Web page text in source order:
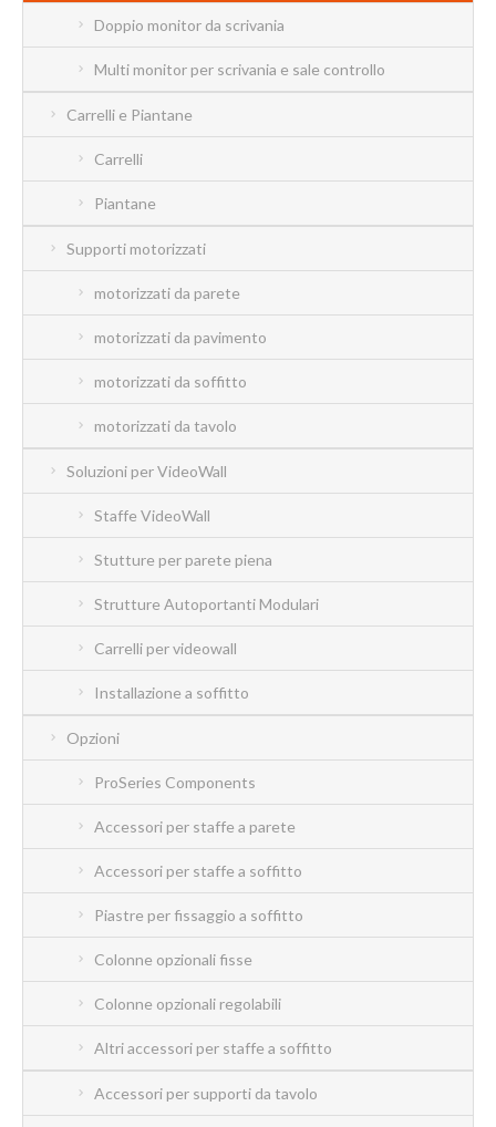
Doppio monitor da scrivania
Multi monitor per scrivania e sale controllo
Carrelli e Piantane
Carrelli
Piantane
Supporti motorizzati
motorizzati da parete
motorizzati da pavimento
motorizzati da soffitto
motorizzati da tavolo
Soluzioni per VideoWall
Staffe VideoWall
Stutture per parete piena
Strutture Autoportanti Modulari
Carrelli per videowall
Installazione a soffitto
Opzioni
ProSeries Components
Accessori per staffe a parete
Accessori per staffe a soffitto
Piastre per fissaggio a soffitto
Colonne opzionali fisse
Colonne opzionali regolabili
Altri accessori per staffe a soffitto
Accessori per supporti da tavolo